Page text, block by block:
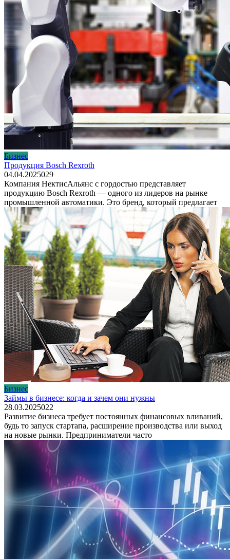
Бизнес
Продукция Bosch Rexroth
04.04.2025029
Компания НектисАльянс с гордостью представляет
продукцию Bosch Rexroth — одного из лидеров на рынке
промышленной автоматики. Это бренд, который предлагает
Бизнес
Займы в бизнесе: когда и зачем они нужны
28.03.2025022
Развитие бизнеса требует постоянных финансовых вливаний,
будь то запуск стартапа, расширение производства или выход
на новые рынки. Предприниматели часто